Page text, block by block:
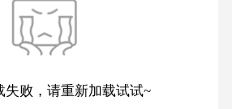
失败，请重新加载试试~